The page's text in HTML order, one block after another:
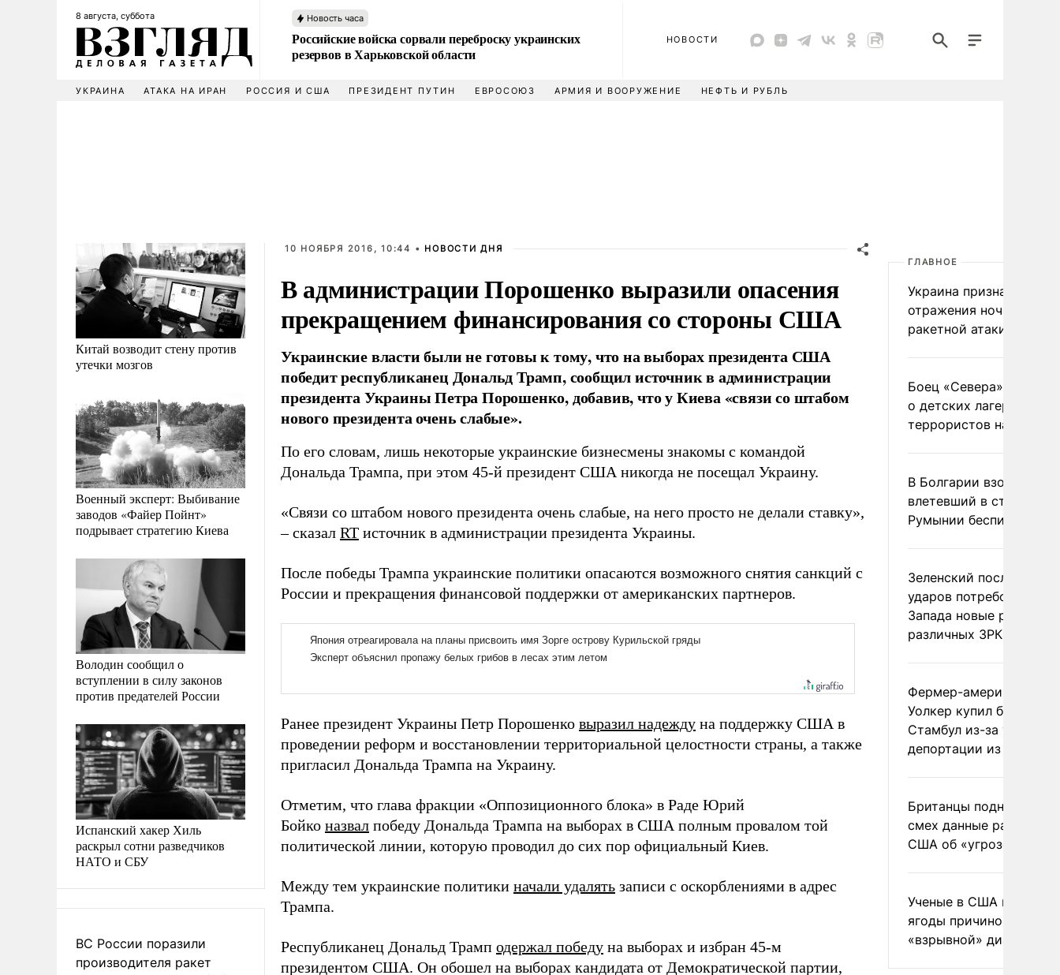
8 августа, суббота Новость часа
Российские войска сорвали переброску украинских
резервов в Харьковской области
НОВОСТИ
УКРАИНА АТАКА НА ИРАН РОССИЯ И США ПРЕЗИДЕНТ ПУТИН ЕВРОСОЮЗ АРМИЯ И ВООРУЖЕНИЕ НЕФТЬ И РУБЛЬ
Китай возводит стену против
утечки мозгов
Военный эксперт: Выбивание
заводов «Файер Пойнт»
подрывает стратегию Киева
Володин сообщил о
вступлении в силу законов
против предателей России
Испанский хакер Хиль
раскрыл сотни разведчиков
НАТО и СБУ
ВС России поразили
производителя ракет
10 НОЯБРЯ 2016, 10:44 • НОВОСТИ ДНЯ
В администрации Порошенко выразили опасения
прекращением финансирования со стороны США
Украинские власти были не готовы к тому, что на выборах президента США
победит республиканец Дональд Трамп, сообщил источник в администрации
президента Украины Петра Порошенко, добавив, что у Киева «связи со штабом
нового президента очень слабые».
По его словам, лишь некоторые украинские бизнесмены знакомы с командой
Дональда Трампа, при этом 45-й президент США никогда не посещал Украину.
«Связи со штабом нового президента очень слабые, на него просто не делали ставку»,
– сказал RT источник в администрации президента Украины.
После победы Трампа украинские политики опасаются возможного снятия санкций с
России и прекращения финансовой поддержки от американских партнеров.
Ранее президент Украины Петр Порошенко выразил надежду на поддержку США в
проведении реформ и восстановлении территориальной целостности страны, а также
пригласил Дональда Трампа на Украину.
Отметим, что глава фракции «Оппозиционного блока» в Раде Юрий
Бойко назвал победу Дональда Трампа на выборах в США полным провалом той
политической линии, которую проводил до сих пор официальный Киев.
Между тем украинские политики начали удалять записи с оскорблениями в адрес
Трампа.
Республиканец Дональд Трамп одержал победу на выборах и избран 45-м
президентом США. Он обошел на выборах кандидата от Демократической партии,
ГЛАВНОЕ
Украина признала
отражения ночной
ракетной атаки
Боец «Севера»
о детских лагерях
террористов на
В Болгарии взорвался
влетевший в страну из
Румынии беспилотник
Зеленский после
ударов потребовал у
Запада новые ракеты
различных ЗРК
Фермер-американец
Уолкер купил билет в
Стамбул из-за угрозы
депортации из России
Британцы подняли на
смех данные разведки
США об «угрозе
Ученые в США назвали
ягоды причиной
«взрывной» диареи